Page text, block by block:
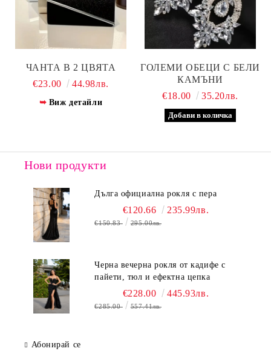
ЧАНТА В 2 ЦВЯТА
€23.00
44.98лв.
Виж детайли
ГОЛЕМИ ОБЕЦИ С БЕЛИ
КАМЪНИ
€18.00
35.20лв.
Нови продукти
Дълга официална рокля с пера
€120.66 235.99лв.
€150.83 295.00лв.
Черна вечерна рокля от кадифе с
пайети, тюл и ефектна цепка
€228.00 445.93лв.
€285.00 557.41лв.
Абонирай се